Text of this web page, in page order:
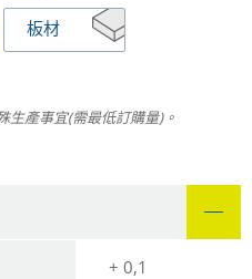
板材
生產事宜(需最低訂購量)。
+ 0,1